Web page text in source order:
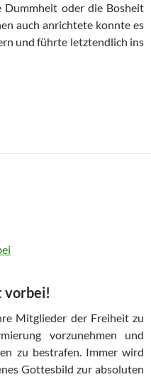
Dummheit oder die Bosheit
auch anrichtete konnte es
und führte letztendlich ins
vorbei!
Mitglieder der Freiheit zu
vorzunehmen und
zu bestrafen. Immer wird
Gottesbild zur absoluten